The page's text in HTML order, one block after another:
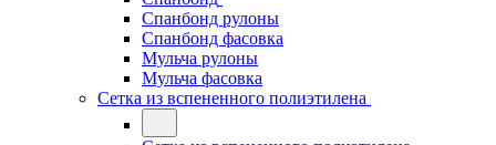
Спанбонд рулоны
Спанбонд фасовка
Мульча рулоны
Мульча фасовка
Сетка из вспененного полиэтилена